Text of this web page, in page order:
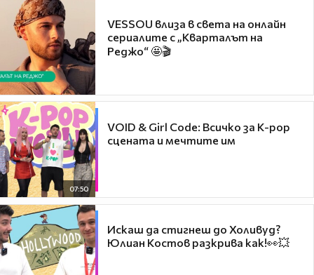
VESSOU влиза в света на онлайн
сериалите с „Кварталът на
Реджо“ 🤩🎬
07:50
VOID & Girl Code: Всичко за K-pop
сцената и мечтите им
Искаш да стигнеш до Холивуд?
Юлиан Костов разкрива как!👀💥